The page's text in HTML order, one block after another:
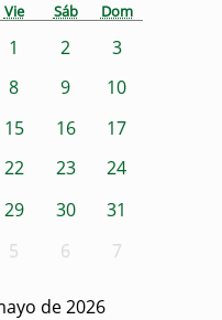
Vie Sáb Dom
1 2
3
8 9
10
15 16
17
22 23
24
29 30
31
5 6 7
de 2026